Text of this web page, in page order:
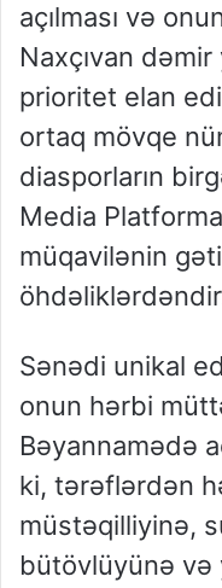
açılması və
Naxçıvan
prioritet elan
ortaq mövqe
diasporların
Media
müqavilənin
Sənədi unikal
onun hərbi
Bəyannamədə
ki, tərəflərdən
müstəqilliyinə,
bütövlüyünə və